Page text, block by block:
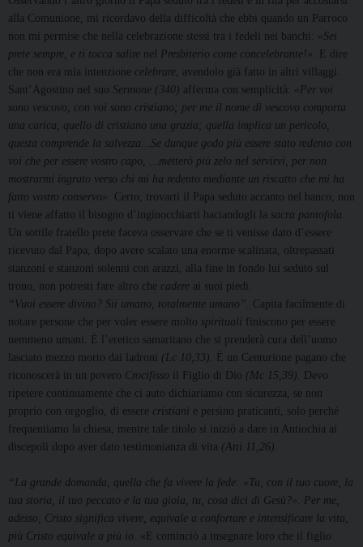
alla Comunione, mi ricordavo della difficoltà che ebbi quando un Parroco
non mi permise che nella celebrazione stessi tra i fedeli nei banchi: «Sei
prete sempre, e ti tocca salire nel Presbiterio come concelebrante!». E dire
che non era mia intenzione celebrare, avendolo già fatto in altri villaggi.
Sant’Agostino nel suo Sermone (340) afferma con semplicità: «Per voi
sono vescovo, con voi sono cristiano; per me il nome di vescovo comporta
una carica, quello di cristiano una grazia; quella implica un pericolo,
questa comprende la salvezza…Se dunque godo più essere stato redento con
voi che per essere vostro capo, …metterò più zelo nel servirvi, per non
mostrarmi ingrato verso chi mi ha redento mediante un riscatto che mi ha
fatto vostro conservo». Certo, trovarti il Papa seduto accanto nel banco, non
ti viene affatto il bisogno d’inginocchiarti baciandogli la sacra pantofola.
Un sottile fratello prete faceva osservare che se ti venisse dato d’essere
ricevuto dal Papa, dopo avere scalato una enorme scalinata, oltrepassati
stanzoni e stanzoni solenni con arazzi, alla fine in fondo lui seduto sul
trono, non potresti fare altro che cadere ai suoi piedi.
“Vuoi essere divino? Sii umano, totalmente umano”. Capita facilmente di
notare persone che per voler essere molto spirituali finiscono per essere
nemmeno umani. È l’eretico samaritano che si prenderà cura dell’uomo
lasciato mezzo morto dai ladroni (Lc 10,33). È un Centurione pagano che
riconoscerà in un povero Crocifisso il Figlio di Dio (Mc 15,39).
Devo
ripetere continuamente che ci auto dichiariamo con sicurezza, se non
proprio con orgoglio, di essere cristiani e persino praticanti, solo perché
frequentiamo la chiesa, mentre tale titolo si iniziò a dare in Antiochia ai
discepoli dopo aver dato testimonianza di vita (Atti 11,26).
“La grande domanda, quella che fa vivere la fede: «Tu, con il tuo cuore, la
tua storia, il tuo peccato e la tua gioia, tu, co­sa dici di Gesù?». Per me,
adesso, Cristo significa vivere, equivale a confortare e intensificare la vita,
più Cristo equivale a più io. «E cominciò a insegnare loro che il figlio